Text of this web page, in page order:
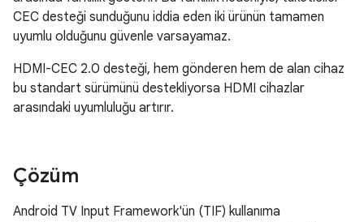
CEC desteği sunduğunu iddia eden iki ürünün tamamen
uyumlu olduğunu güvenle varsayamaz.
HDMI-CEC 2.0 desteği, hem gönderen hem de alan cihaz
bu standart sürümünü destekliyorsa HDMI cihazlar
arasındaki uyumluluğu artırır.
Çözüm
Android TV Input Framework'ün (TIF) kullanıma